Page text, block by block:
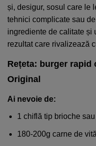
și, desigur, sosul care le
tehnici complicate sau
ingrediente de calitate și
rezultat care rivalizează
Rețeta: burger rapid
Original
Ai nevoie de:
1 chiflă tip brioche
180-200g carne de